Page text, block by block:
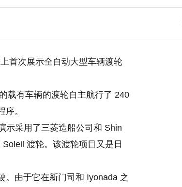
首次展示全自动大型车辆渡轮
载有车辆的渡轮自主航行了 240
。
示采用了三菱造船公司和 Shin
渡轮。该渡轮项目又是日
。由于它在新门司和 Iyonada 之